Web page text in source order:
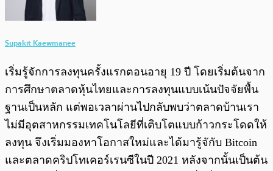
Supakit Kaewmanee
เริ่มรู้จักการลงทุนครั้งแรกตอนอายุ 19 ปี โดยเริ่มต้นจาก
การศึกษาตลาดหุ้นไทยและการลงทุนแบบเน้นปัจจัยพื้น
ฐานเป็นหลัก แต่พอเวลาผ่านไปกลับพบว่าตลาดบ้านเรา
ไม่มีอุตสาหกรรมเทคโนโลยีที่เติบโตแบบก้าวกระโดดให้
ลงทุน จึงเริ่มมองหาโอกาสใหม่และได้มารู้จักับ Bitcoin
และตลาดคริปโทเคอร์เรนซีในปี 2021 หลังจากนั้นเป็นต้น